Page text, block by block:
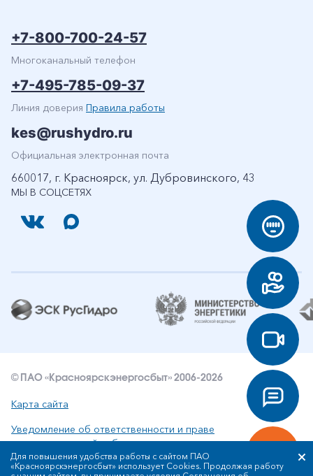
МЫ В СОЦСЕТЯХ
+7-800-700-24-57
Многоканальный телефон
+7-495-785-09-37
Линия доверия Правила работы
kes@rushydro.ru
Официальная электронная почта
660017, г. Красноярск, ул. Дубровинского, 43
© ПАО «Красноярскэнергосбыт» 2006-2026
Карта сайта
Уведомление об ответственности и праве
интеллектуальной собственности
Политика ПАО «Красноярскэнергосбыт» в отношении
Для повышения удобства работы с сайтом ПАО
«Красноярскэнергосбыт» использует Cookies. Продолжая работу